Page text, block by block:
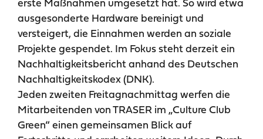
erste Maßnahmen umgesetzt hat. So wird etwa
ausgesonderte Hardware bereinigt und
versteigert, die Einnahmen werden an soziale
Projekte gespendet. Im Fokus steht derzeit ein
Nachhaltigkeitsbericht anhand des Deutschen
Nachhaltigkeitskodex (DNK).
Jeden zweiten Freitagnachmittag werfen die
Mitarbeitenden von TRASER im „Culture Club
Green“ einen gemeinsamen Blick auf